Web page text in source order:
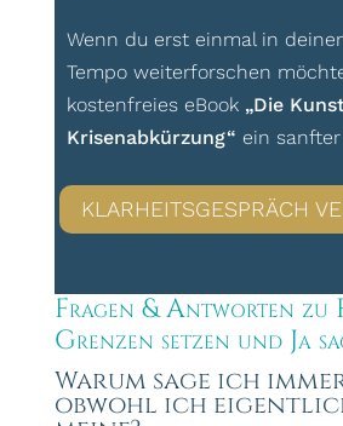
Wenn du erst einmal in
Tempo weiterforschen
kostenfreies eBook „Die
Krisenabkürzung“ ein
KLARHEITSGESPRÄCH
Fragen & Antworten zu
Grenzen setzen und Ja
Warum sage ich immer
obwohl ich